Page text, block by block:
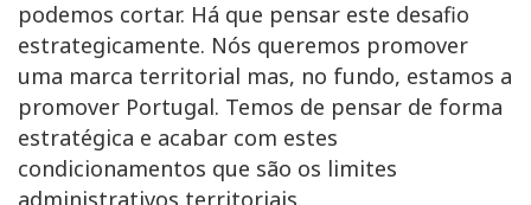
podemos cortar. Há que pensar este desafio
estrategicamente. Nós queremos promover
uma marca territorial mas, no fundo, estamos a
promover Portugal. Temos de pensar de forma
estratégica e acabar com estes
condicionamentos que são os limites
administrativos territoriais.